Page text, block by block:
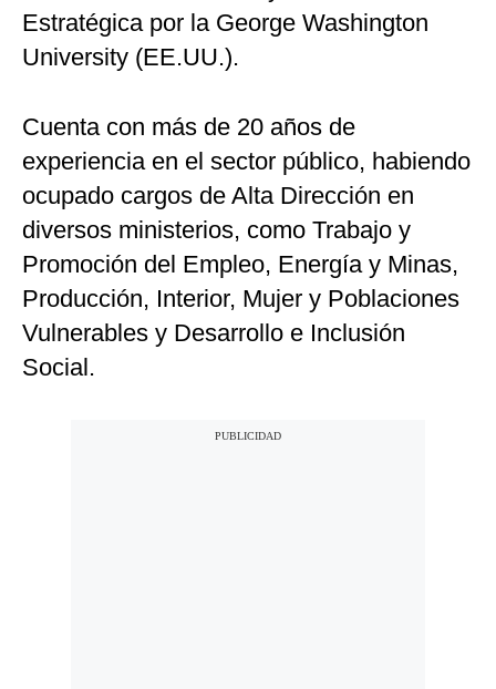
Estratégica por la George Washington
University (EE.UU.).
Cuenta con más de 20 años de
experiencia en el sector público, habiendo
ocupado cargos de Alta Dirección en
diversos ministerios, como Trabajo y
Promoción del Empleo, Energía y Minas,
Producción, Interior, Mujer y Poblaciones
Vulnerables y Desarrollo e Inclusión
Social.